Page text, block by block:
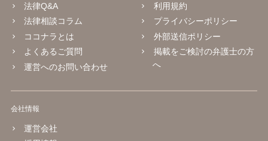
法律Q&A
法律相談コラム
ココナラとは
よくあるご質問
運営へのお問い合わせ
利用規約
プライバシーポリシー
外部送信ポリシー
掲載をご検討の弁護士の方
へ
会社情報
運営会社